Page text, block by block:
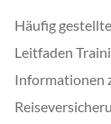
Häufig
Leitfaden
Informationen